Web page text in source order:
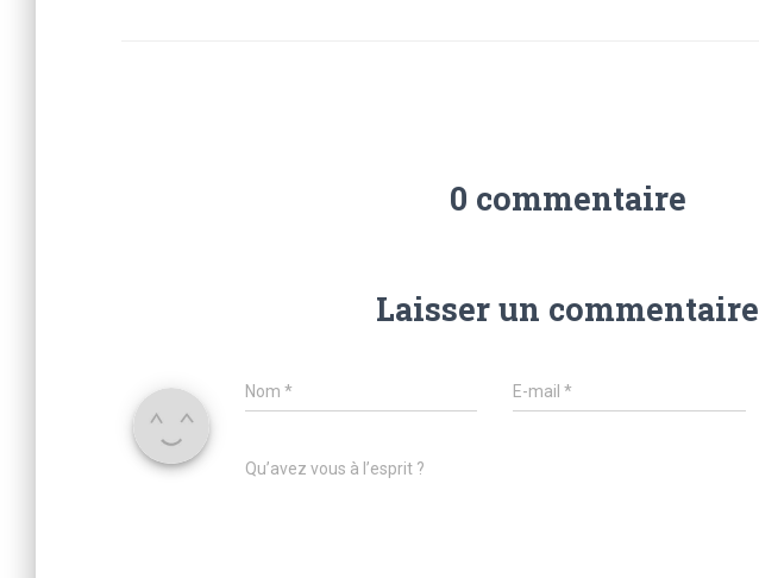
0 commentaire
Laisser un commentaire
Nom * E-mail*
Qu’avez vous à l’esprit ?